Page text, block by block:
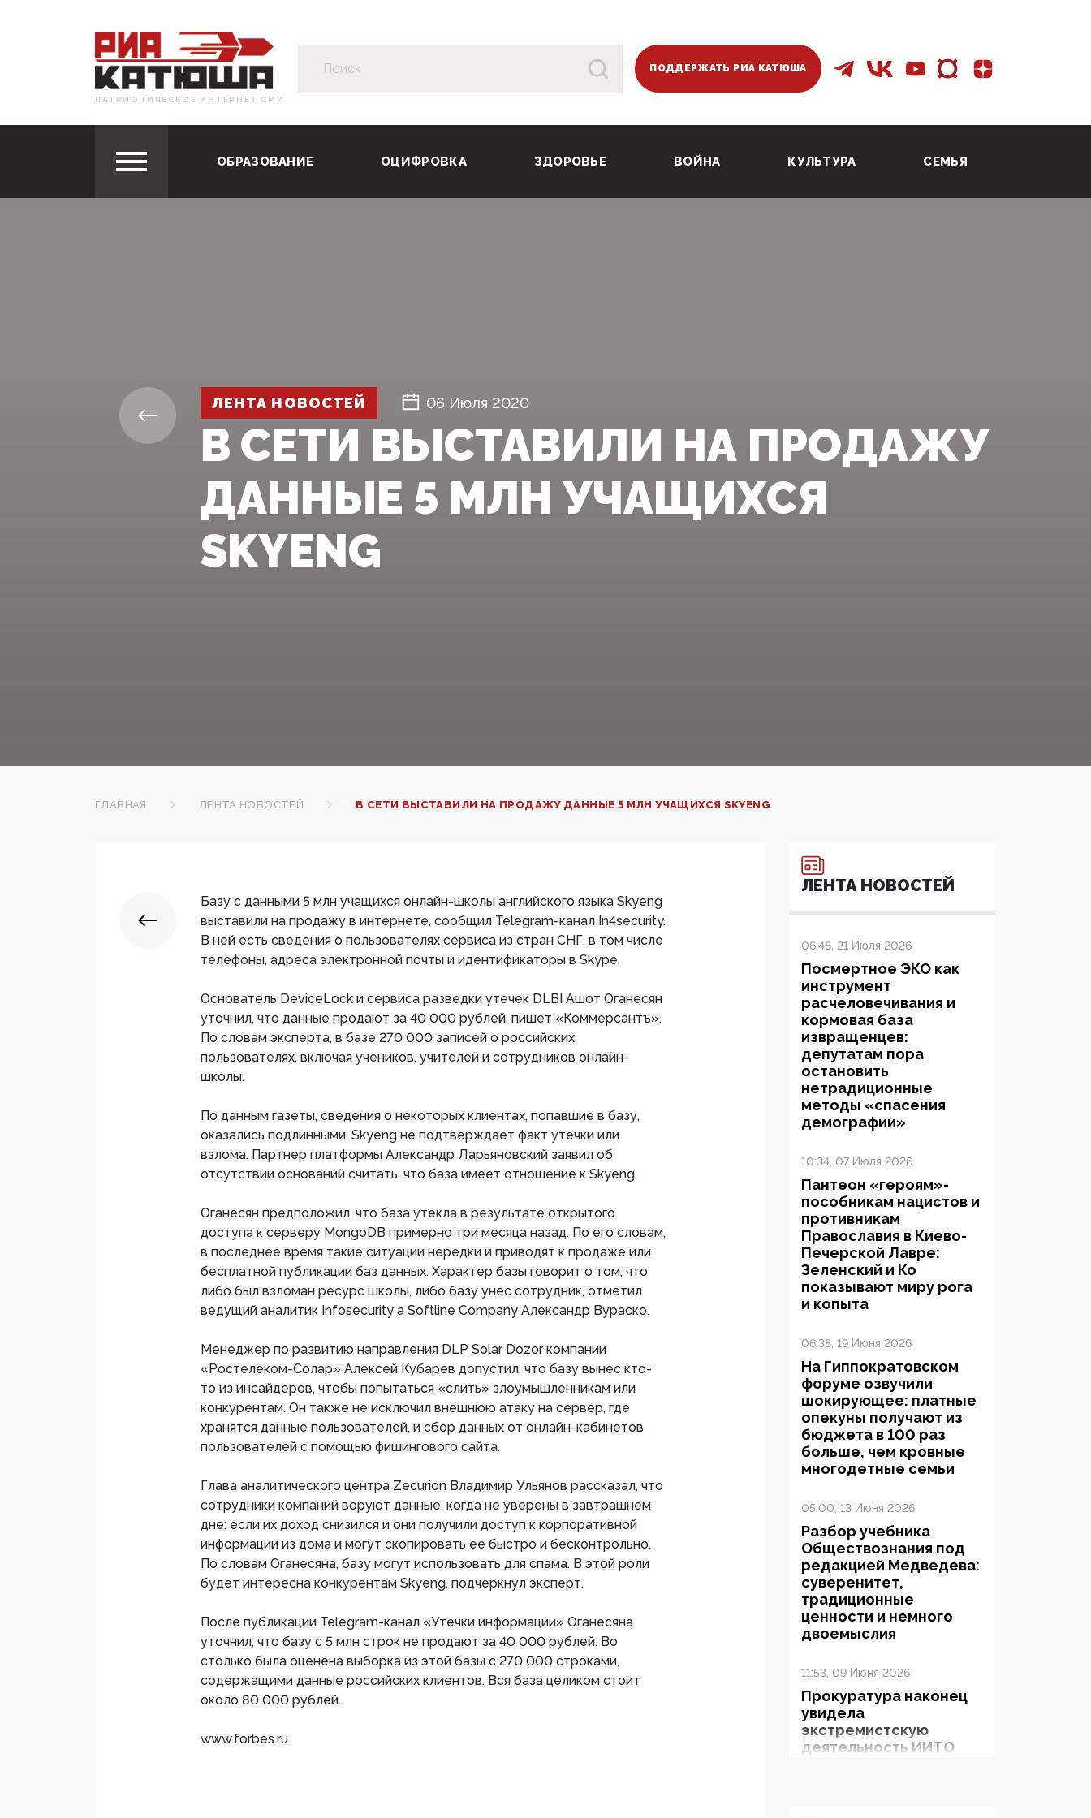
ПАТРИОТИЧЕСКОЕ ИНТЕРНЕТ СМИ
ПОДДЕРЖАТЬ РИА КАТЮША
ОБРАЗОВАНИЕ ОЦИФРОВКА ЗДОРОВЬЕ ВОЙНА КУЛЬТУРА СЕМЬЯ
ЛЕНТА НОВОСТЕЙ 06 Июля 2020
В СЕТИ ВЫСТАВИЛИ НА ПРОДАЖУ
ДАННЫЕ 5 МЛН УЧАЩИХСЯ
SKYENG
ГЛАВНАЯ ЛЕНТА НОВОСТЕЙ В СЕТИ ВЫСТАВИЛИ НА ПРОДАЖУ ДАННЫЕ 5 МЛН УЧАЩИХСЯ SKYENG
Базу с данными 5 млн учащихся онлайн-школы английского языка Skyeng
выставили на продажу в интернете, сообщил Telegram-канал In4security.
В ней есть сведения о пользователях сервиса из стран СНГ, в том числе
телефоны, адреса электронной почты и идентификаторы в Skype.
Основатель DeviceLock и сервиса разведки утечек DLBI Ашот Оганесян
уточнил, что данные продают за 40 000 рублей, пишет «Коммерсантъ».
По словам эксперта, в базе 270 000 записей о российских
пользователях, включая учеников, учителей и сотрудников онлайн-
школы.
По данным газеты, сведения о некоторых клиентах, попавшие в базу,
оказались подлинными. Skyeng не подтверждает факт утечки или
взлома. Партнер платформы Александр Ларьяновский заявил об
отсутствии оснований считать, что база имеет отношение к Skyeng.
Оганесян предположил, что база утекла в результате открытого
доступа к серверу MongoDB примерно три месяца назад. По его словам,
в последнее время такие ситуации нередки и приводят к продаже или
бесплатной публикации баз данных. Характер базы говорит о том, что
либо был взломан ресурс школы, либо базу унес сотрудник, отметил
ведущий аналитик Infosecurity a Softline Company Александр Вураско.
Менеджер по развитию направления DLP Solar Dozor компании
«Ростелеком-Солар» Алексей Кубарев допустил, что базу вынес кто-
то из инсайдеров, чтобы попытаться «слить» злоумышленникам или
конкурентам. Он также не исключил внешнюю атаку на сервер, где
хранятся данные пользователей, и сбор данных от онлайн-кабинетов
пользователей с помощью фишингового сайта.
Глава аналитического центра Zecurion Владимир Ульянов рассказал, что
сотрудники компаний воруют данные, когда не уверены в завтрашнем
дне: если их доход снизился и они получили доступ к корпоративной
информации из дома и могут скопировать ее быстро и бесконтрольно.
По словам Оганесяна, базу могут использовать для спама. В этой роли
будет интересна конкурентам Skyeng, подчеркнул эксперт.
После публикации Telegram-канал «Утечки информации» Оганесяна
уточнил, что базу с 5 млн строк не продают за 40 000 рублей. Во
столько была оценена выборка из этой базы с 270 000 строками,
содержащими данные российских клиентов. Вся база целиком стоит
около 80 000 рублей.
www.forbes.ru
ЛЕНТА НОВОСТЕЙ
06:48, 21 Июля 2026
Посмертное ЭКО как
инструмент
расчеловечивания и
кормовая база
извращенцев:
депутатам пора
остановить
нетрадиционные
методы «спасения
демографии»
10:34, 07 Июля 2026
Пантеон «героям»-
пособникам нацистов и
противникам
Православия в Киево-
Печерской Лавре:
Зеленский и Ко
показывают миру рога
и копыта
06:38, 19 Июня 2026
На Гиппократовском
форуме озвучили
шокирующее: платные
опекуны получают из
бюджета в 100 раз
больше, чем кровные
многодетные семьи
05:00, 13 Июня 2026
Разбор учебника
Обществознания под
редакцией Медведева:
суверенитет,
традиционные
ценности и немного
двоемыслия
11:53, 09 Июня 2026
Прокуратура наконец
увидела
экстремистскую
деятельность ИИТО